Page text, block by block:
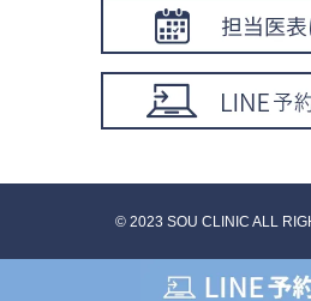
©︎ 2023 SOU CLINIC ALL